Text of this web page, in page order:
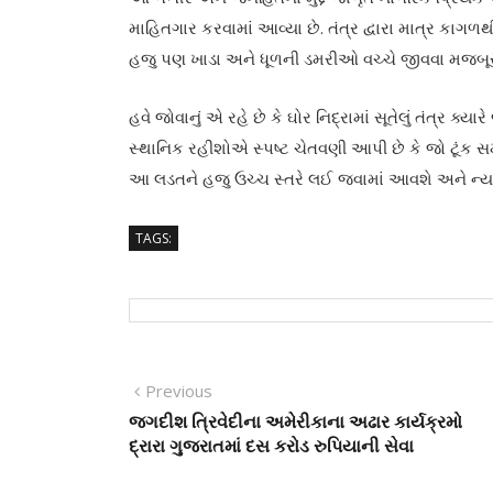
માહિતગાર કરવામાં આવ્યા છે. તંત્ર દ્વારા માત્ર
હજુ પણ ખાડા અને ધૂળની ડમરીઓ વચ્ચે જીવવા
હવે જોવાનું એ રહે છે કે ઘોર નિદ્રામાં સૂતેલું તંત્ર
સ્થાનિક રહીશોએ સ્પષ્ટ ચેતવણી આપી છે કે જો ટૂંક
આ લડતને હજુ ઉચ્ચ સ્તરે લઈ જવામાં આવશે અને ન્યાય
TAGS:
Post
navigation
Previous
post:
જગદીશ ત્રિવેદીના અમેરીકાના અઢાર કાર્યક્રમો
દ્રારા ગુજરાતમાં દસ કરોડ રુપિયાની સેવા